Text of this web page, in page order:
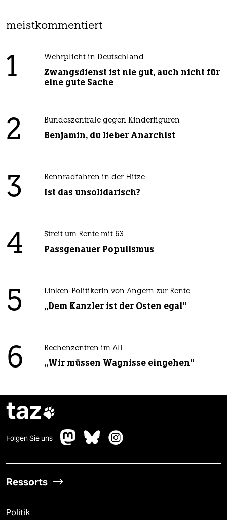
meistkommentiert
1 Wehrplicht in Deutschland
Zwangsdienst ist nie gut, auch nicht für
eine gute Sache
2 Bundeszentrale gegen Kinderfiguren
Benjamin, du lieber Anarchist
3 Rennradfahren in der Hitze
Ist das unsolidarisch?
4 Streit um Rente mit 63
Passgenauer Populismus
5 Linken-Politikerin von Angern zur Rente
„Dem Kanzler ist der Osten egal“
6 Rechenzentren im All
„Wir müssen Wagnisse eingehen“
taz
Folgen Sie uns
Ressorts
Politik